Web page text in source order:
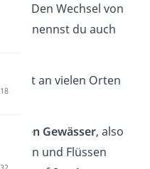
Den Wechsel von
nennst du auch
findet an vielen Orten
offenen Gewässer, also
Seen und Flüssen